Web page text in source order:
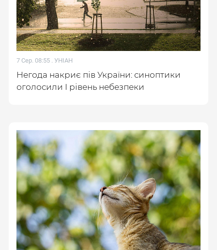
7 Сер. 08:55 . УНІАН
Негода накриє пів України: синоптики
оголосили І рівень небезпеки